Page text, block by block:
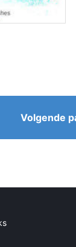
Volgende